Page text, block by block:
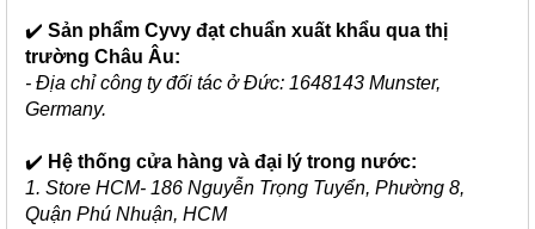
✔️ Sản phẩm Cyvy đạt chuẩn xuất khẩu qua thị
trường Châu Âu:
- Địa chỉ công ty đối tác ở Đức: 1648143 Munster,
Germany.
✔️ Hệ thống cửa hàng và đại lý trong nước:
1. Store HCM- 186 Nguyễn Trọng Tuyển, Phường 8,
Quận Phú Nhuận, HCM